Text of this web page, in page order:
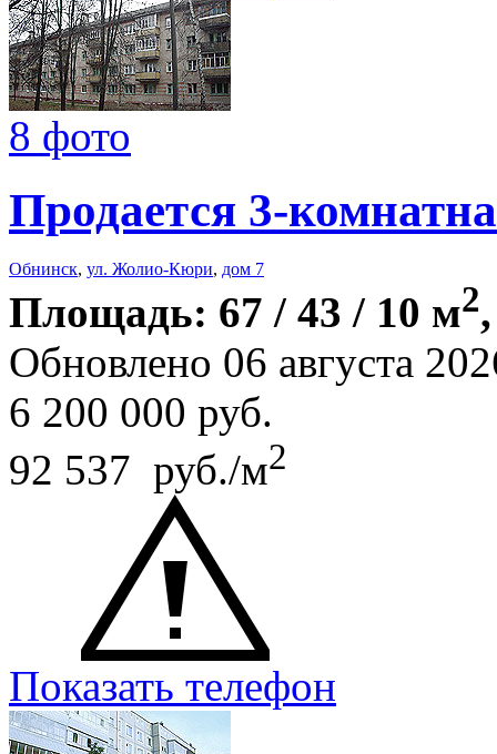
8 фото
Продается 3-
Обнинск, ул. Жолио-Кюри, дом 7
Площадь: 67 / 43 / 10 м2
Обновлено 06 августа
6 200 000 руб.
92 537 руб./м2
Показать телефон